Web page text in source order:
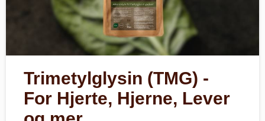
Trimetylglysin (TMG) -
For Hjerte, Hjerne, Lever